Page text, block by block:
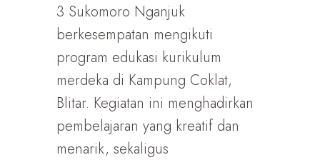
3 Sukomoro Nganjuk
berkesempatan mengikuti
program edukasi kurikulum
merdeka di Kampung Coklat,
Blitar. Kegiatan ini menghadirkan
pembelajaran yang kreatif dan
menarik, sekaligus